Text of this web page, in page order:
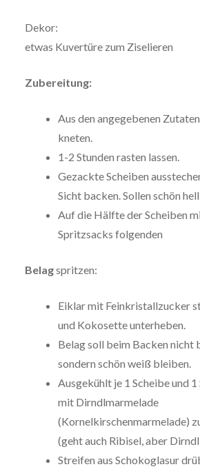
Dekor:
etwas Kuvertüre zum Ziselieren
Zubereitung:
Aus den angegebenen
kneten.
1-2 Stunden rasten lassen.
Gezackte Scheiben
Sicht backen. Sollen schön
Auf die Hälfte der Scheiben
Spritzsacks folgenden
Belagspritzen:
Eiklar mit Feinkristallzucker
und Kokosette unterheben.
Belag soll beim Backen nicht
sondern schön weiß bleiben.
Ausgekühlt je 1 Scheibe und
mit Dirndlmarmelade
(Kornelkirschenmarmelade)
(geht auch Ribisel, aber
Streifen aus Schokoglasur